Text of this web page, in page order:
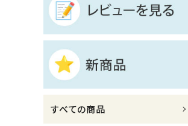
レビューを見る
コーポレートサイト
実店舗案内
デイサービス／
すべての商品